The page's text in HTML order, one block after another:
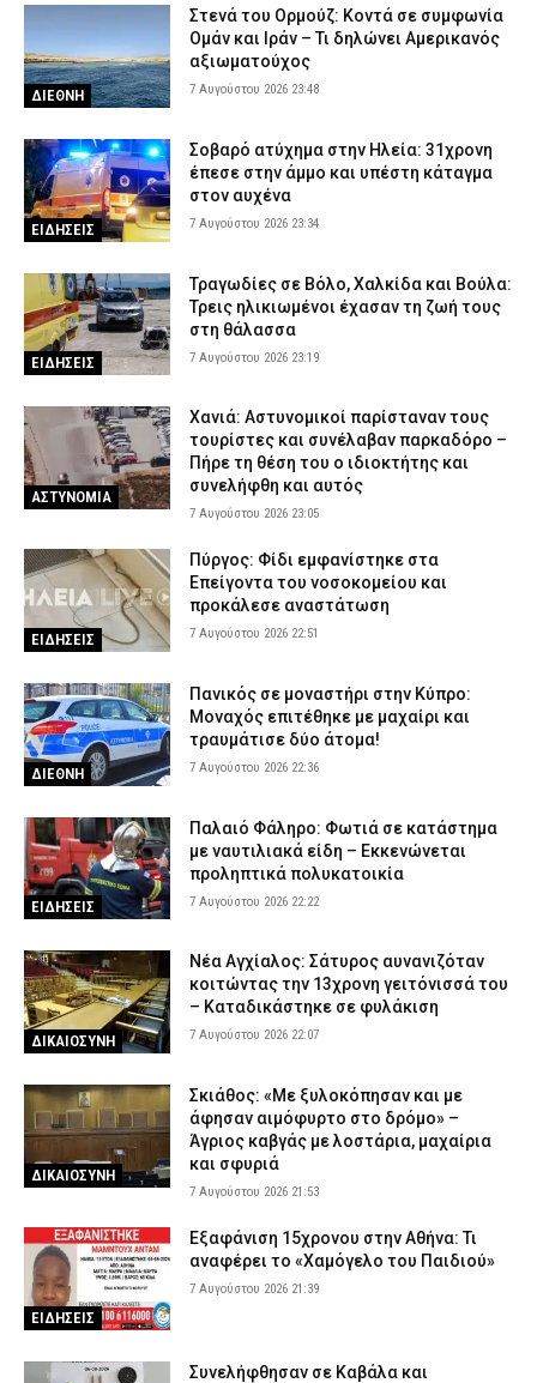
– Επιχειρούν ισχυρές επίγειες και εναέριες δυνάμεις
ΕΙΔΗΣΕΙΣ 7 Αυγούστου 2026 17:00
Γρεβενά: Ο Σύλλογος Αλληλεγγύης και Εθελοντισμού «Ελπίδα»
ΣΩΜΑΤΑ ΑΣΦΑΛΕΙΑΣ 7 Αυγούστου 2026 16:48
Κορινθία: Μήνυμα του 112 για φωτιά στο Στεφάνι –
«Παραμείνετε σε ετοιμότητα»
ΕΙΔΗΣΕΙΣ 7 Αυγούστου 2026 16:35
Πιερία: Συνελήφθησαν δύο άνδρες που διέρρηξαν ΙΧ και άρπαξαν
αντικείμενα αξίας άνω των 19.000 ευρώ
ΑΣΤΥΝΟΜΙΑ 7 Αυγούστου 2026 16:23
ΔΙΕΘΝΗ
Στενά του Ορμούζ: Κοντά σε συμφωνία
Ομάν και Ιράν – Τι δηλώνει Αμερικανός
αξιωματούχος
7 Αυγούστου 2026 23:48
ΕΙΔΗΣΕΙΣ
Σοβαρό ατύχημα στην Ηλεία: 31χρονη
έπεσε στην άμμο και υπέστη κάταγμα
στον αυχένα
7 Αυγούστου 2026 23:34
ΕΙΔΗΣΕΙΣ
Τραγωδίες σε Βόλο, Χαλκίδα και Βούλα:
Τρεις ηλικιωμένοι έχασαν τη ζωή τους
στη θάλασσα
7 Αυγούστου 2026 23:19
ΑΣΤΥΝΟΜΙΑ
Χανιά: Αστυνομικοί παρίσταναν τους
τουρίστες και συνέλαβαν παρκαδόρο –
Πήρε τη θέση του ο ιδιοκτήτης και
συνελήφθη και αυτός
7 Αυγούστου 2026 23:05
ΕΙΔΗΣΕΙΣ
Πύργος: Φίδι εμφανίστηκε στα
Επείγοντα του νοσοκομείου και
προκάλεσε αναστάτωση
7 Αυγούστου 2026 22:51
ΔΙΕΘΝΗ
Πανικός σε μοναστήρι στην Κύπρο:
Μοναχός επιτέθηκε με μαχαίρι και
τραυμάτισε δύο άτομα!
7 Αυγούστου 2026 22:36
ΕΙΔΗΣΕΙΣ
Παλαιό Φάληρο: Φωτιά σε κατάστημα
με ναυτιλιακά είδη – Εκκενώνεται
προληπτικά πολυκατοικία
7 Αυγούστου 2026 22:22
ΔΙΚΑΙΟΣΥΝΗ
Νέα Αγχίαλος: Σάτυρος αυνανιζόταν
κοιτώντας την 13χρονη γειτόνισσά του
– Καταδικάστηκε σε φυλάκιση
7 Αυγούστου 2026 22:07
ΔΙΚΑΙΟΣΥΝΗ
Σκιάθος: «Με ξυλοκόπησαν και με
άφησαν αιμόφυρτο στο δρόμο» –
Άγριος καβγάς με λοστάρια, μαχαίρια
και σφυριά
7 Αυγούστου 2026 21:53
ΕΙΔΗΣΕΙΣ
Εξαφάνιση 15χρονου στην Αθήνα: Τι
αναφέρει το «Χαμόγελο του Παιδιού»
7 Αυγούστου 2026 21:39
Συνελήφθησαν σε Καβάλα και